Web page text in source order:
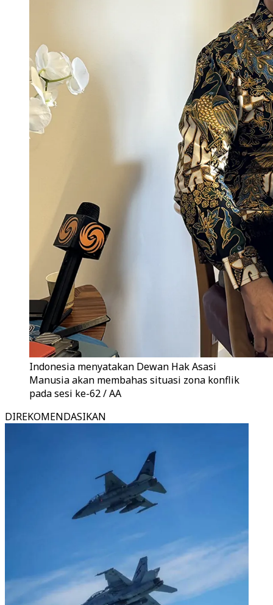
Indonesia menyatakan Dewan Hak Asasi
Manusia akan membahas situasi zona konflik
pada sesi ke-62 / AA
DIREKOMENDASIKAN